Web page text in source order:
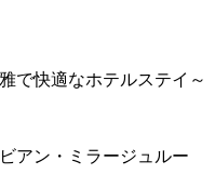
で快適なホテルステイ～
アン・ミラージュルー